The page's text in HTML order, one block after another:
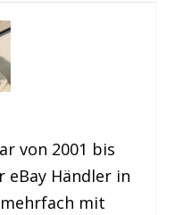
von 2001 bis
Händler in
mit